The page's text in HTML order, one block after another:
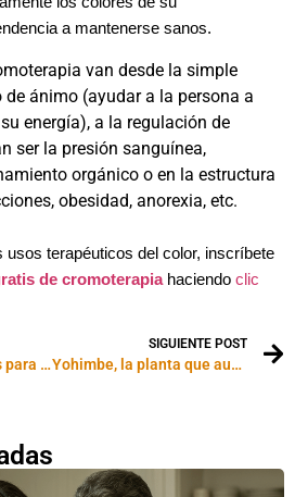
a mantenerse sanos.
van desde la simple
ánimo (ayudar a la persona a
energía), a la regulación de
ser la presión sanguínea,
orgánico o en la estructura
obesidad, anorexia, etc.
usos terapéuticos del color, inscríbete
de cromoterapiahaciendo clic
Soluciones herbarias para la impotencia masculina
SIGUIENTE POST
Yohimbe, la planta que aumenta la pasión sexual